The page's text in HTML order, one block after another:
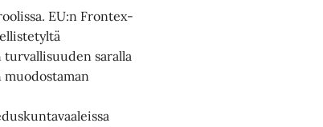
EU:n Frontex-
saralla
muodostaman